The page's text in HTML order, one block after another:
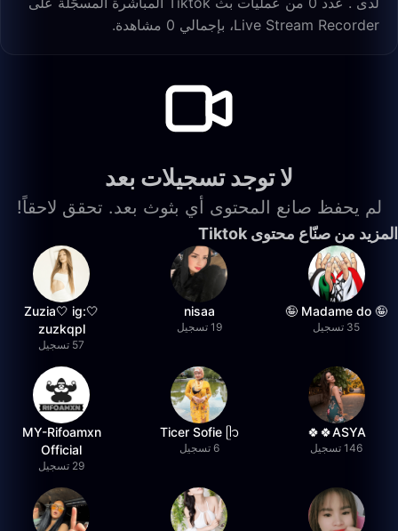
Live Stream Recorder، بإجمالي 0 مشاهدة.
لا توجد تسجيلات بعد
لم يحفظ صانع المحتوى أي بثوث بعد. تحقق لاحقاً!
المزيد من صنّاع محتوى Tiktok
🤪 Madame do 🤪
35 تسجيل
nisaa
19 تسجيل
🤍Zuzia🤍 ig:
zuzkqpl
57 تسجيل
ASYA🍀🍀
146 تسجيل
Ticer Sofie ᥫ᭡
6 تسجيل
MY-Rifoamxn
Official
29 تسجيل